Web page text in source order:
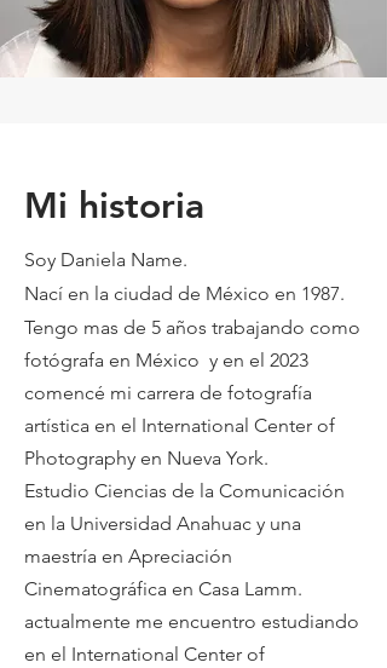
Mi historia
Soy Daniela Name.
Nací en la ciudad de México en 1987.
Tengo mas de 5 años trabajando como
fotógrafa en México y en el 2023
comencé mi carrera de fotografía
artística en el International Center of
Photography en Nueva York.
Estudio Ciencias de la Comunicación
en la Universidad Anahuac y una
maestría en Apreciación
Cinematográfica en Casa Lamm.
actualmente me encuentro estudiando
en el International Center of